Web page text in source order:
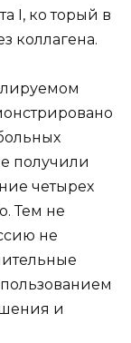
I, ко торый в
коллагена.
получили
четырех
Тем не
не
и